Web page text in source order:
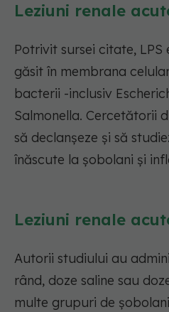
Leziuni renale
Potrivit sursei citate,
găsit în membrana
bacterii -inclusiv
Salmonella. Cercetătorii
să declanșeze și să
înăscute la șobolani și
Leziuni renale
Autorii studiului au
rând, doze saline sau
multe grupuri de